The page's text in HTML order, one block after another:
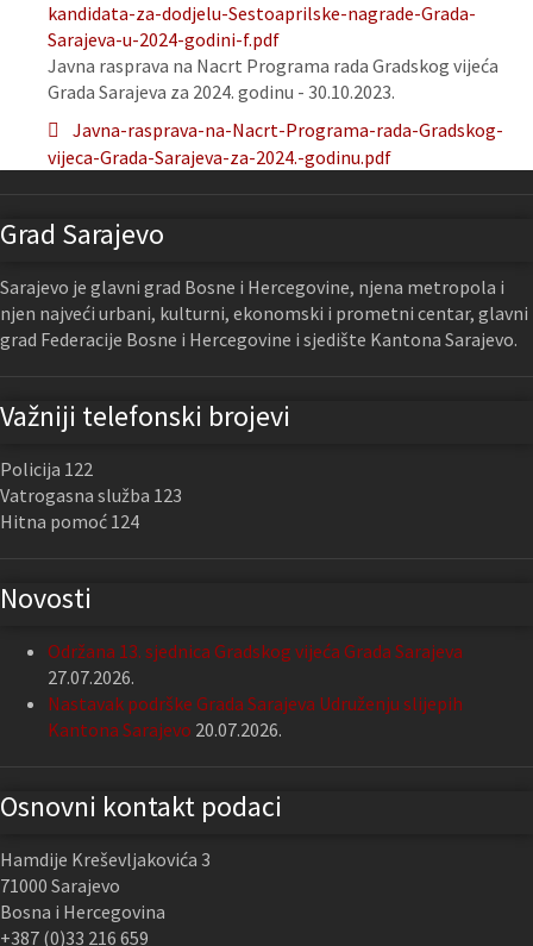
kandidata-za-dodjelu-Sestoaprilske-nagrade-Grada-
Sarajeva-u-2024-godini-f.pdf
Javna rasprava na Nacrt Programa rada Gradskog vijeća
Grada Sarajeva za 2024. godinu - 30.10.2023.
Javna-rasprava-na-Nacrt-Programa-rada-Gradskog-
vijeca-Grada-Sarajeva-za-2024.-godinu.pdf
Grad Sarajevo
Sarajevo je glavni grad Bosne i Hercegovine, njena metropola i
njen najveći urbani, kulturni, ekonomski i prometni centar, glavni
grad Federacije Bosne i Hercegovine i sjedište Kantona Sarajevo.
Važniji telefonski brojevi
Policija 122
Vatrogasna služba 123
Hitna pomoć 124
Novosti
Održana 13. sjednica Gradskog vijeća Grada Sarajeva
27.07.2026.
Nastavak podrške Grada Sarajeva Udruženju slijepih
Kantona Sarajevo 20.07.2026.
Osnovni kontakt podaci
Hamdije Kreševljakovića 3
71000 Sarajevo
Bosna i Hercegovina
+387 (0)33 216 659